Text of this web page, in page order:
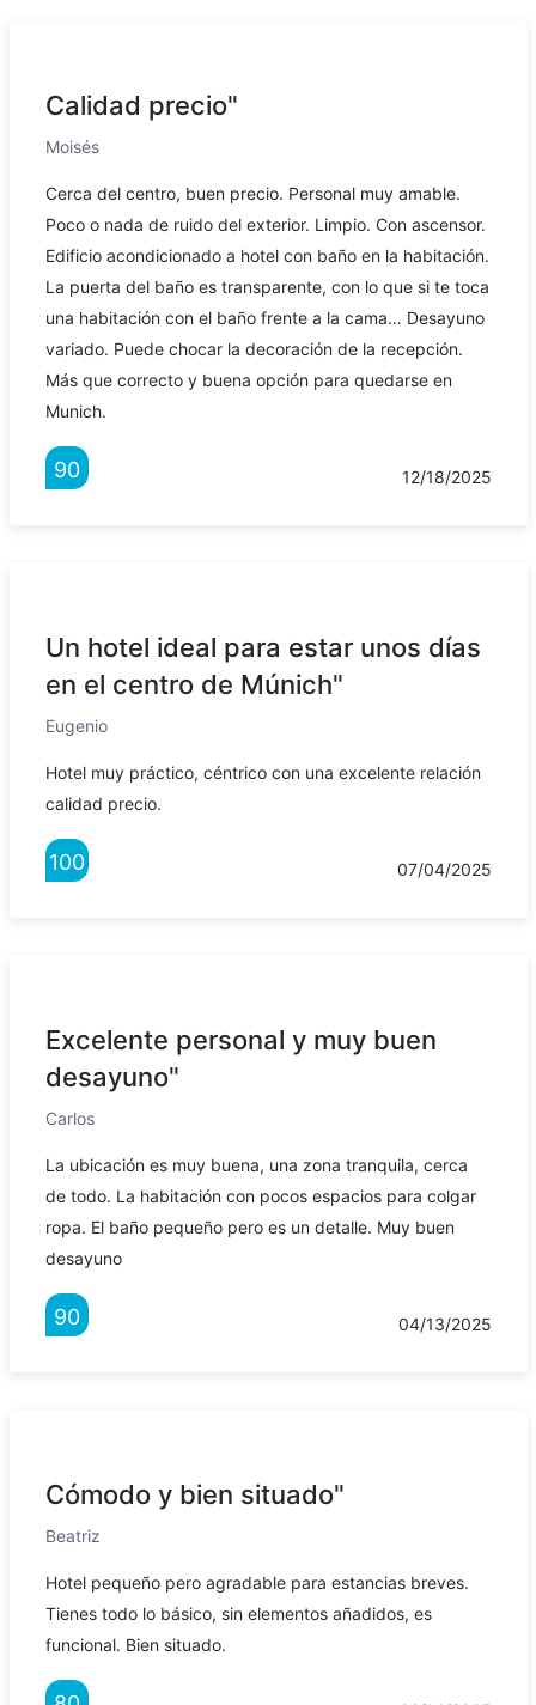
Calidad precio"
Moisés
Cerca del centro, buen precio. Personal muy amable.
Poco o nada de ruido del exterior. Limpio. Con ascensor.
Edificio acondicionado a hotel con baño en la habitación.
La puerta del baño es transparente, con lo que si te toca
una habitación con el baño frente a la cama… Desayuno
variado. Puede chocar la decoración de la recepción.
Más que correcto y buena opción para quedarse en
Munich.
90 12/18/2025
Un hotel ideal para estar unos días
en el centro de Múnich"
Eugenio
Hotel muy práctico, céntrico con una excelente relación
calidad precio.
100 07/04/2025
Excelente personal y muy buen
desayuno"
Carlos
La ubicación es muy buena, una zona tranquila, cerca
de todo. La habitación con pocos espacios para colgar
ropa. El baño pequeño pero es un detalle. Muy buen
desayuno
90 04/13/2025
Cómodo y bien situado"
Beatriz
Hotel pequeño pero agradable para estancias breves.
Tienes todo lo básico, sin elementos añadidos, es
funcional. Bien situado.